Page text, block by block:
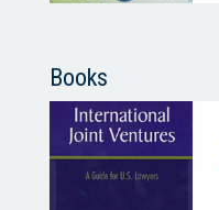
Books